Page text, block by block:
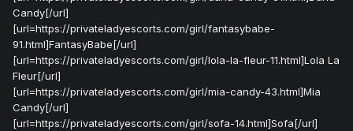
Candy[/url]
[url=https://privateladyescorts.com/girl/fantasybabe-
91.html]FantasyBabe[/url]
[url=https://privateladyescorts.com/girl/lola-la-fleur-11.html]Lola La
Fleur[/url]
[url=https://privateladyescorts.com/girl/mia-candy-43.html]Mia
Candy[/url]
[url=https://privateladyescorts.com/girl/sofa-14.html]Sofa[/url]